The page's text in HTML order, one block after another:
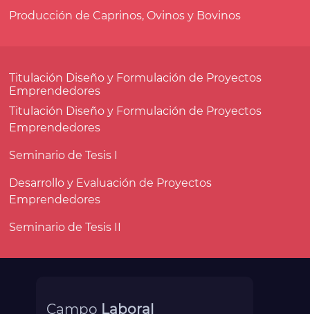
Producción de Caprinos, Ovinos y Bovinos
Titulación Diseño y Formulación de Proyectos
Emprendedores
Titulación Diseño y Formulación de Proyectos
Emprendedores
Seminario de Tesis I
Desarrollo y Evaluación de Proyectos
Emprendedores
Seminario de Tesis II
Campo Laboral